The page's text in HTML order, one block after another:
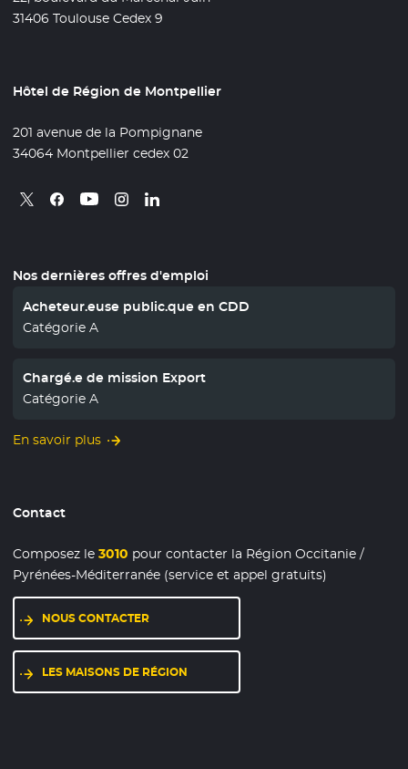
31406 Toulouse Cedex 9
Hôtel de Région de Montpellier
201 avenue de la Pompignane
34064 Montpellier cedex 02
Retrouvez nous sur X
- Nouvelle fenêtre
Retrouvez nous sur Facebook
- Nouvelle fenêtre
Retrouvez nous sur Youtube
- Nouvelle fenêtre
Retrouvez nous sur Instagram
- Nouvelle fenêtre
Retrouvez nous sur Linkedin
- Nouvelle fenêtre
Nos dernières offres d'emploi
Acheteur.euse public.que en CDD
Catégorie A
Chargé.e de mission Export
Catégorie A
En savoir plus
Contact
Composez le3010 pour contacter la Région Occitanie /
Pyrénées-Méditerranée (service et appel gratuits)
NOUS CONTACTER
LES MAISONS DE RÉGION